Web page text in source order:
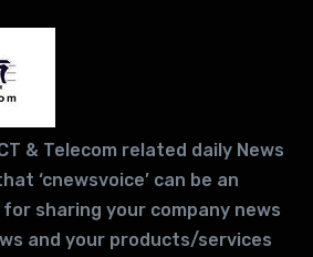
& Telecom related daily News
‘cnewsvoice’ can be an
sharing your company news
and your products/services